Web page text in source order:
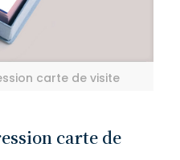
carte de visite
carte de